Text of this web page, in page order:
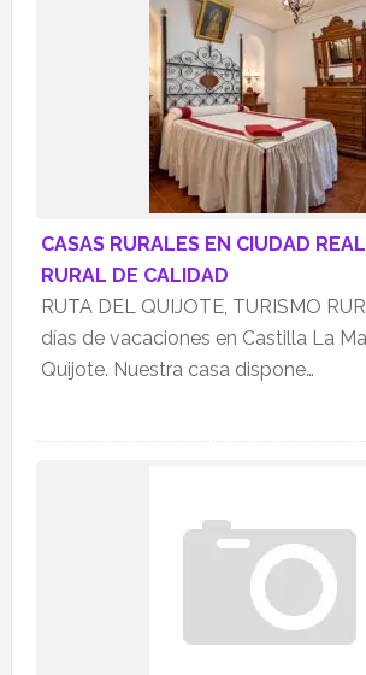
CASAS RURALES EN CIUDAD
RURAL DE CALIDAD
RUTA DEL QUIJOTE, TURISMO
días de vacaciones en Castilla La
Quijote. Nuestra casa dispone…